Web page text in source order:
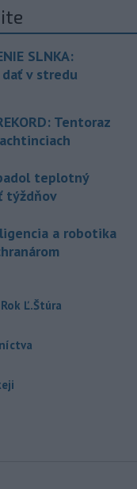
SLNKA:
v stredu
Tentoraz
teplotný
týždňov
a robotika
Rok Ľ.Štúra